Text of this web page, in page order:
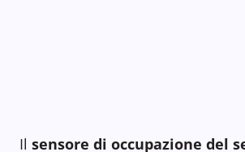
Il sensore di occupazione del